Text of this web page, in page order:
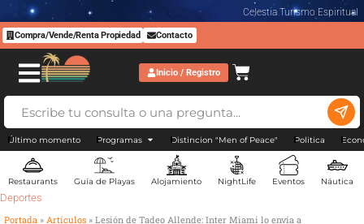
Celestia Turismo Espiritual
Compra/Vende/Renta Propiedad Contacto
Inicio / Registro
Último momento Programas Distincion "Men of Peace" Politica
Restaurants Guía de Playas Alojamiento NightLife Eventos Náutica
Deportes
Portada » Artículos » Lesión de Tadeo Allende: Inter Miami lo envía a